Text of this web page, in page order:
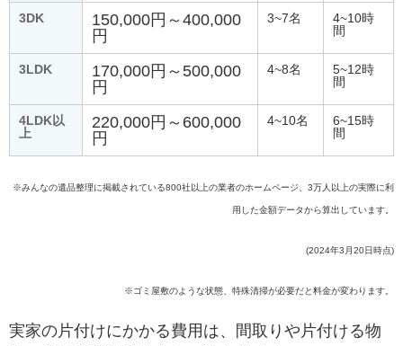
3DK
150,000円～400,000
円
3~7名
4~10時
間
3LDK
170,000円～500,000
円
4~8名
5~12時
間
4LDK以
上
220,000円～600,000
円
4~10名
6~15時
間
※みんなの遺品整理に掲載されている800社以上の業者のホームページ、3万人以上の実際に利
用した金額データから算出しています。
(2024年3月20日時点)
※ゴミ屋敷のような状態、特殊清掃が必要だと料金が変わります。
実家の片付けにかかる費用は、間取りや片付ける物